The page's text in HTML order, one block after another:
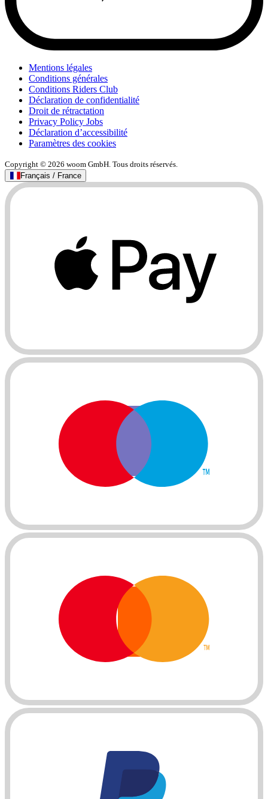
Mentions légales
Conditions générales
Conditions Riders Club
Déclaration de confidentialité
Droit de rétractation
Privacy Policy Jobs
Déclaration d’accessibilité
Paramètres des cookies
Copyright © 2026 woom GmbH. Tous droits réservés.
Français / France